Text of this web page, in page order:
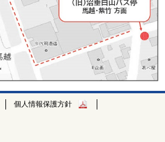
個人情報保護方針